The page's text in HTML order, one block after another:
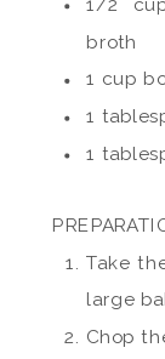
broth
1 cup
1
1
Take
large
Chop